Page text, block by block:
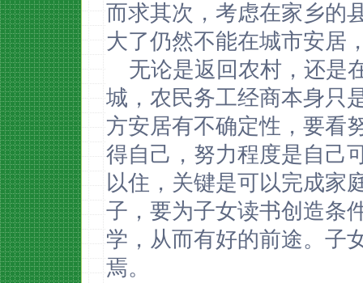
而求其次，考虑在家乡的
大了仍然不能在城市安居
无论是返回农村，还是
城，农民务工经商本身只
方安居有不确定性，要看
得自己，努力程度是自己
以住，关键是可以完成家
子，要为子女读书创造条
学，从而有好的前途。子
焉。